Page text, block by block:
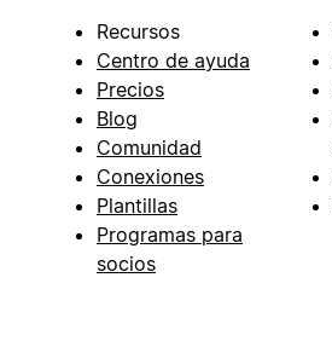
Recursos
Centro de ayuda
Precios
Blog
Comunidad
Conexiones
Plantillas
Programas para
socios